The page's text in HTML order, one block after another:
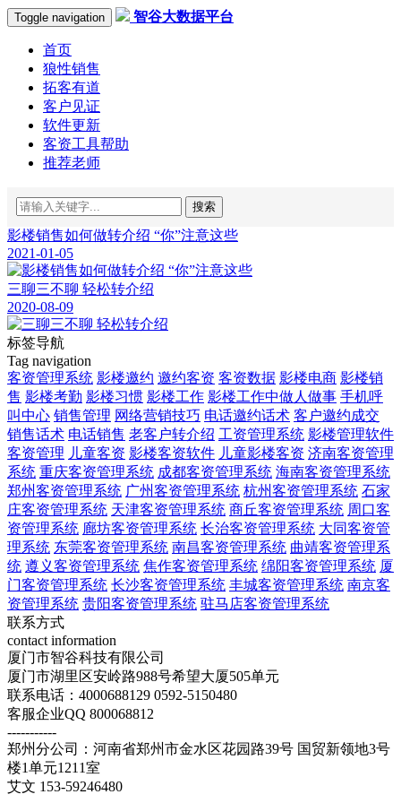
Toggle navigation 智谷大数据平台
首页
狼性销售
拓客有道
客户见证
软件更新
客资工具帮助
推荐老师
搜索
影楼销售如何做转介绍 “你”注意这些
2021-01-05
三聊三不聊 轻松转介绍
2020-08-09
标签导航
Tag navigation
客资管理系统 影楼邀约 邀约客资 客资数据 影楼电商 影楼销
售 影楼考勤 影楼习惯 影楼工作 影楼工作中做人做事 手机呼
叫中心 销售管理 网络营销技巧 电话邀约话术 客户邀约成交
销售话术 电话销售 老客户转介绍 工资管理系统 影楼管理软件
客资管理 儿童客资 影楼客资软件 儿童影楼客资 济南客资管理
系统 重庆客资管理系统 成都客资管理系统 海南客资管理系统
郑州客资管理系统 广州客资管理系统 杭州客资管理系统 石家
庄客资管理系统 天津客资管理系统 商丘客资管理系统 周口客
资管理系统 廊坊客资管理系统 长治客资管理系统 大同客资管
理系统 东莞客资管理系统 南昌客资管理系统 曲靖客资管理系
统 遵义客资管理系统 焦作客资管理系统 绵阳客资管理系统 厦
门客资管理系统 长沙客资管理系统 丰城客资管理系统 南京客
资管理系统 贵阳客资管理系统 驻马店客资管理系统
联系方式
contact information
厦门市智谷科技有限公司
厦门市湖里区安岭路988号希望大厦505单元
联系电话：4000688129 0592-5150480
客服企业QQ 800068812
-----------
郑州分公司：河南省郑州市金水区花园路39号 国贸新领地3号
楼1单元1211室
艾文 153-59246480